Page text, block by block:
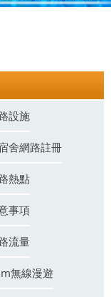
設施
舍網路註冊
熱點
事項
流量
無線漫遊